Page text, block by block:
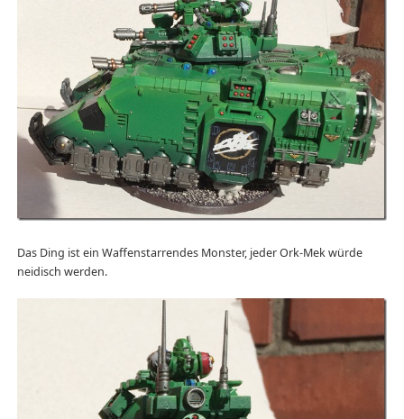
Das Ding ist ein Waffenstarrendes Monster, jeder Ork-Mek würde
neidisch werden.